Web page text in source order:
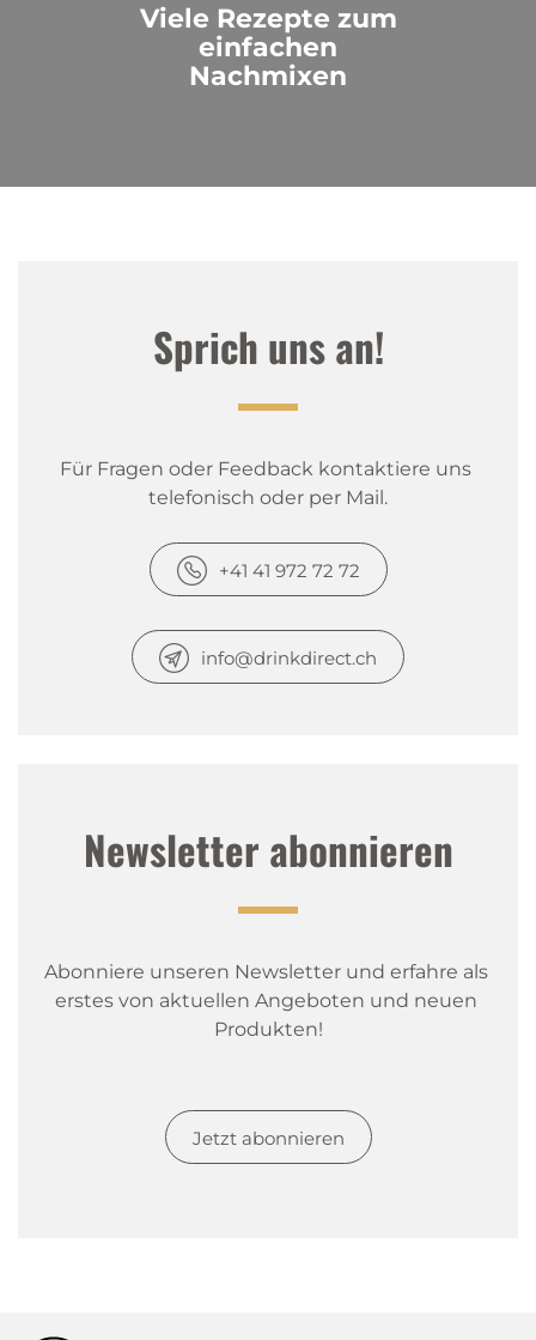
Viele Rezepte zum
einfachen
Nachmixen
Sprich uns an!
Für Fragen oder Feedback kontaktiere uns
telefonisch oder per Mail.
+41 41 972 72 72
info@drinkdirect.ch
Newsletter abonnieren
Abonniere unseren Newsletter und erfahre als
erstes von aktuellen Angeboten und neuen
Produkten!
Jetzt abonnieren